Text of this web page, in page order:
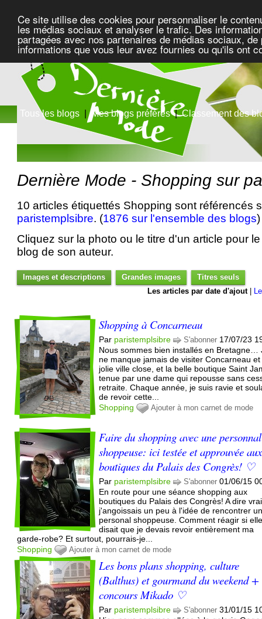
Ce site utilise des cookies pour personnaliser le
les médias sociaux et analyser le trafic. Des
partagées avec nos partenaires de médias sociaux,
informations que vous leur avez fournies ou qu'ils ont
Tous les blogs | Mes blogs préférés|Classement des
Dernière Mode - Shopping sur
10 articles étiquettés Shopping sont référencés
paristemplsibre. (1876 sur l'ensemble des blogs)
Cliquez sur la photo ou le titre d'un article pour
blog de son auteur.
Images et descriptions Grandes images
Titres seuls
Les articles par date d'ajout|
Shopping à Concarneau
Par paristemplsibre S'abonner 17/07/23
Nous sommes bien installés en Bretagne…
ne manque jamais de visiter Concarneau
jolie ville close, et la belle boutique Saint
tenue par une dame qui repousse sans
retraite. Chaque année, je suis ravie et
de revoir cette...
Shopping
Ajouter à mon carnet de mode
Faire du shopping avec une personnal
shoppeuse: ici testée et approuvée aux
boutiques du Palais des Congrès! ♡
Par paristemplsibre S'abonner 01/06/15
En route pour une séance shopping aux
boutiques du Palais des Congrès! A dire
j'angoissais un peu à l'idée de rencontrer
personal shoppeuse. Comment réagir si
disait que je devais revoir entièrement ma
garde-robe? Et surtout, pourrais-je...
Shopping
Ajouter à mon carnet de mode
Les bons plans shopping, culture
(Balthus) et gourmand du weekend +
concours Mikado ♡
Par paristemplsibre S'abonner 31/01/15